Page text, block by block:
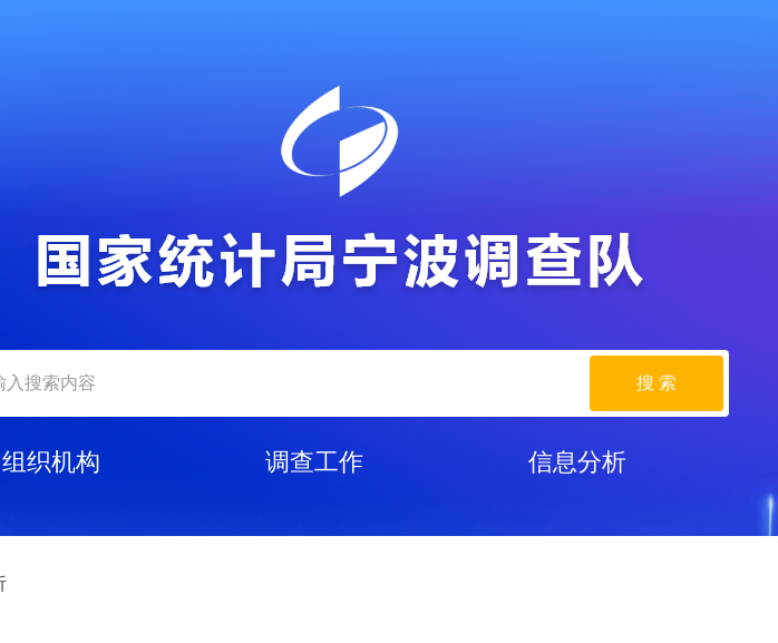
搜 索
组织机构 调查工作 信息分析